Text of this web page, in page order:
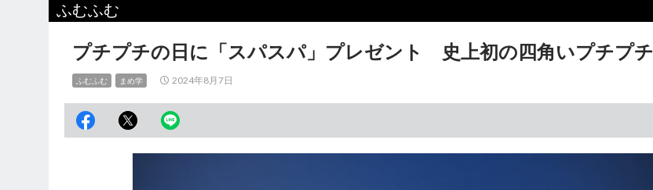
ふむふむ
プチプチの日に「スパスパ」プレゼント 史上初の四角いプチプチ
ふむふむ まめ学 2024年8月7日